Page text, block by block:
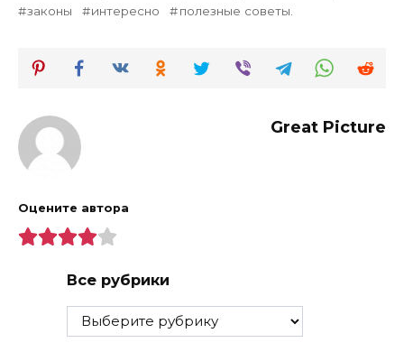
законы
интересно полезные советы.
Great Picture
Оцените автора
Все рубрики
Все
рубрики